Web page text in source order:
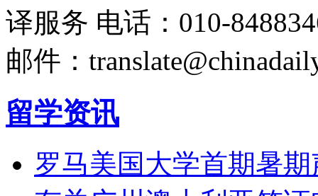
译服务 电话：010-
邮件：
留学资讯
罗马美国大学首期暑